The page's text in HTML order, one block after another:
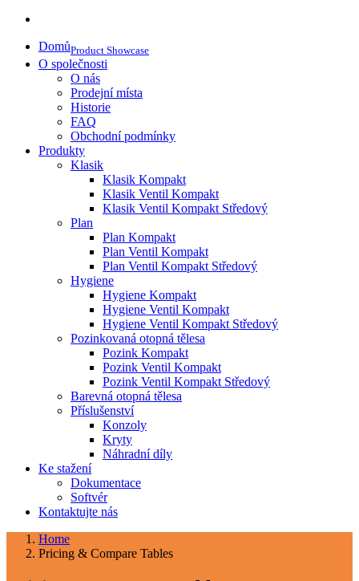
DomůProduct Showcase
O společnosti
O nás
Prodejní místa
Historie
FAQ
Obchodní podmínky
Produkty
Klasik
Klasik Kompakt
Klasik Ventil Kompakt
Klasik Ventil Kompakt Středový
Plan
Plan Kompakt
Plan Ventil Kompakt
Plan Ventil Kompakt Středový
Hygiene
Hygiene Kompakt
Hygiene Ventil Kompakt
Hygiene Ventil Kompakt Středový
Pozinkovaná otopná tělesa
Pozink Kompakt
Pozink Ventil Kompakt
Pozink Ventil Kompakt Středový
Barevná otopná tělesa
Příslušenství
Konzoly
Kryty
Náhradní díly
Ke stažení
Dokumentace
Softvér
Kontaktujte nás
Home
Pricing & Compare Tables